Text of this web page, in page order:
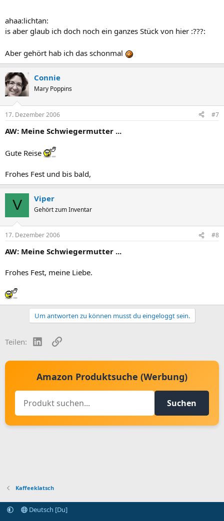
ahaa:lichtan:
is aber glaub ich doch noch ein ganzes Stück von hier :???:
Aber gehört hab ich das schonmal
Connie
Mary Poppins
17. Dezember 2006 #7
AW: Meine Schwiegermutter ...
Gute Reise
Frohes Fest und bis bald,
V Viper
Gehört zum Inventar
17. Dezember 2006 #8
AW: Meine Schwiegermutter ...
Frohes Fest, meine Liebe.
Um antworten zu können musst du eingeloggt sein.
Teilen: LinkedInLink
Amazon Produktsuche (Werbung)
Suchen
Kaffeeklatsch
Deutsch [Du]